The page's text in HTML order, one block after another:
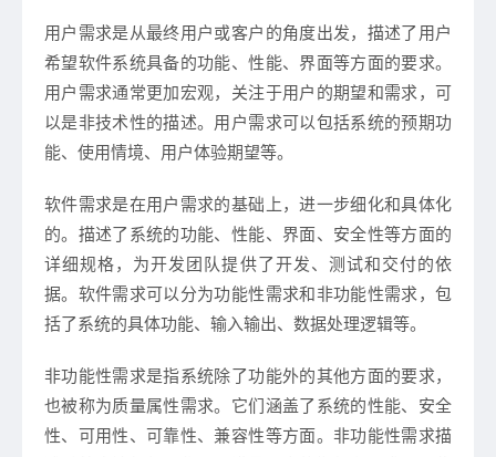
用户需求是从最终用户或客户的角度出发，描述了用户
希望软件系统具备的功能、性能、界面等方面的要求。
用户需求通常更加宏观，关注于用户的期望和需求，可
以是非技术性的描述。用户需求可以包括系统的预期功
能、使用情境、用户体验期望等。
软件需求是在用户需求的基础上，进一步细化和具体化
的。描述了系统的功能、性能、界面、安全性等方面的
详细规格，为开发团队提供了开发、测试和交付的依
据。软件需求可以分为功能性需求和非功能性需求，包
括了系统的具体功能、输入输出、数据处理逻辑等。
非功能性需求是指系统除了功能外的其他方面的要求，
也被称为质量属性需求。它们涵盖了系统的性能、安全
性、可用性、可靠性、兼容性等方面。非功能性需求描